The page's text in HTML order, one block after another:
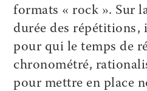
formats « rock ». Sur
durée des répétitions,
pour qui le temps de
chronométré,
pour mettre en place